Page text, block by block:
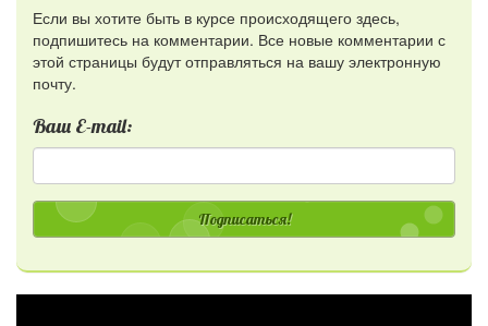
Если вы хотите быть в курсе происходящего здесь,
подпишитесь на комментарии. Все новые комментарии с
этой страницы будут отправляться на вашу электронную
почту.
Ваш E-mail:
Подписаться!